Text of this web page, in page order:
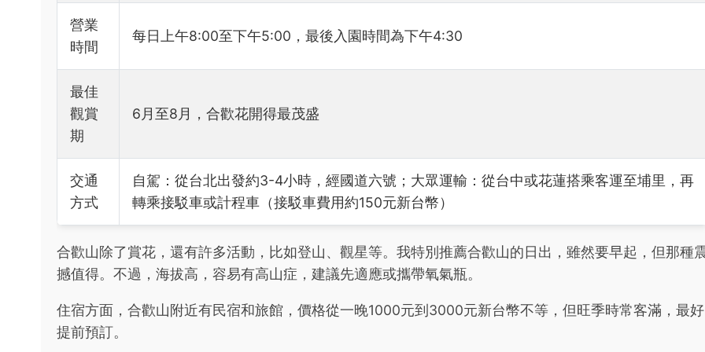
營業
時間
每日上午8:00至下午5:00，最後入園時間為下午4:30
最佳
觀賞
期
6月至8月，合歡花開得最茂盛
交通
方式
自駕：從台北出發約3-4小時，經國道六號；大眾運輸：從台中或花蓮搭乘客運至埔里，再
轉乘接駁車或計程車（接駁車費用約150元新台幣）
合歡山除了賞花，還有許多活動，比如登山、觀星等。我特別推薦合歡山的日出，雖然要早起，但那種
撼值得。不過，海拔高，容易有高山症，建議先適應或攜帶氧氣瓶。
住宿方面，合歡山附近有民宿和旅館，價格從一晚1000元到3000元新台幣不等，但旺季時常客滿，最好
提前預訂。